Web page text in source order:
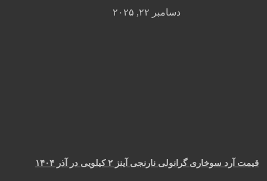
دسامبر ۲۲, ۲۰۲۵
قیمت آرد سوخاری گرانولی نارنجی آینز ۲ کیلویی در آذر ۱۴۰۴